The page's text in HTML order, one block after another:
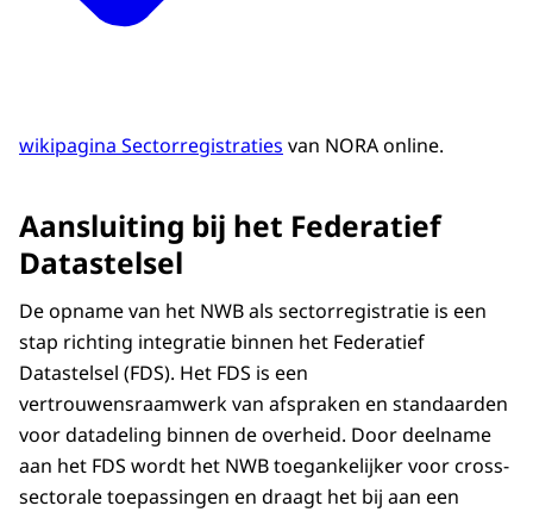
wikipagina Sectorregistraties van NORA online.
Aansluiting bij het Federatief
Datastelsel
De opname van het NWB als sectorregistratie is een
stap richting integratie binnen het Federatief
Datastelsel (FDS). Het FDS is een
vertrouwensraamwerk van afspraken en standaarden
voor datadeling binnen de overheid. Door deelname
aan het FDS wordt het NWB toegankelijker voor cross-
sectorale toepassingen en draagt het bij aan een